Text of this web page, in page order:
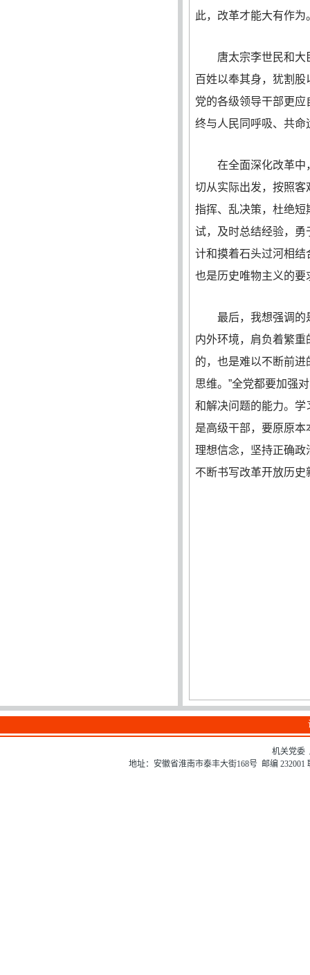
此，改革才能大有作为
唐太宗李世民和大臣
百姓以奉其身，犹割
党的各级领导干部更
终与人民同呼吸、共
在全面深化改革中，
切从实际出发，按照
指挥、乱决策，杜绝
试，及时总结经验，
计和摸着石头过河相
也是历史唯物主义的要
最后，我想强调的是
内外环境，肩负着繁
的，也是难以不断前
思维。”全党都要加强
和解决问题的能力。
是高级干部，要原原
理想信念，坚持正确
不断书写改革开放历史
机关党委
地址：安徽省淮南市泰丰大街168号 邮编 232001